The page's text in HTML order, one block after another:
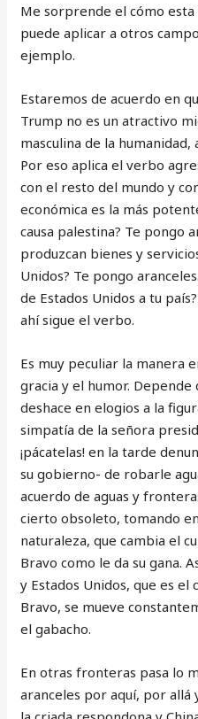
Me sorprende el cómo esta
puede aplicar a otros
ejemplo.
Estaremos de acuerdo en
Trump no es un atractivo
masculina de la
Por eso aplica el verbo
con el resto del mundo y
económica es la más
causa palestina? Te pongo
produzcan bienes y
Unidos? Te pongo
de Estados Unidos a tu
ahí sigue el verbo.
Es muy peculiar la manera
gracia y el humor. Depende
deshace en elogios a la
simpatía de la señora
¡pácatelas! en la tarde
su gobierno- de robarle
acuerdo de aguas y
cierto obsoleto, tomando
naturaleza, que cambia el
Bravo como le da su gana.
y Estados Unidos, que es
Bravo, se mueve
el gabacho.
En otras fronteras pasa lo
aranceles por aquí, por allá